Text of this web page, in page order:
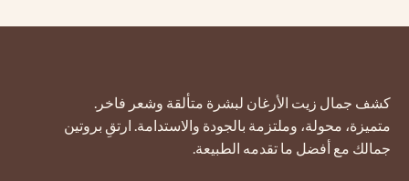
كشف جمال زيت الأرغان لبشرة متألقة وشعر فاخر.
متميزة، محولة، وملتزمة بالجودة والاستدامة. ارتقِ بروتين
جمالك مع أفضل ما تقدمه الطبيعة.